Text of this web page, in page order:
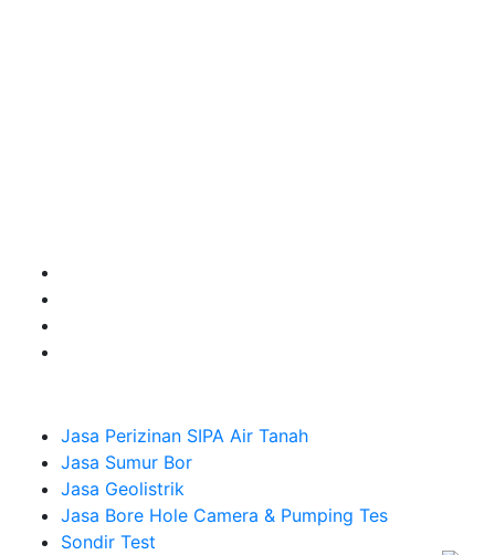
Jasa Perizinan SIPA Air Tanah
Jasa Sumur Bor
Jasa Geolistrik
Jasa Bore Hole Camera & Pumping Tes
Sondir Test